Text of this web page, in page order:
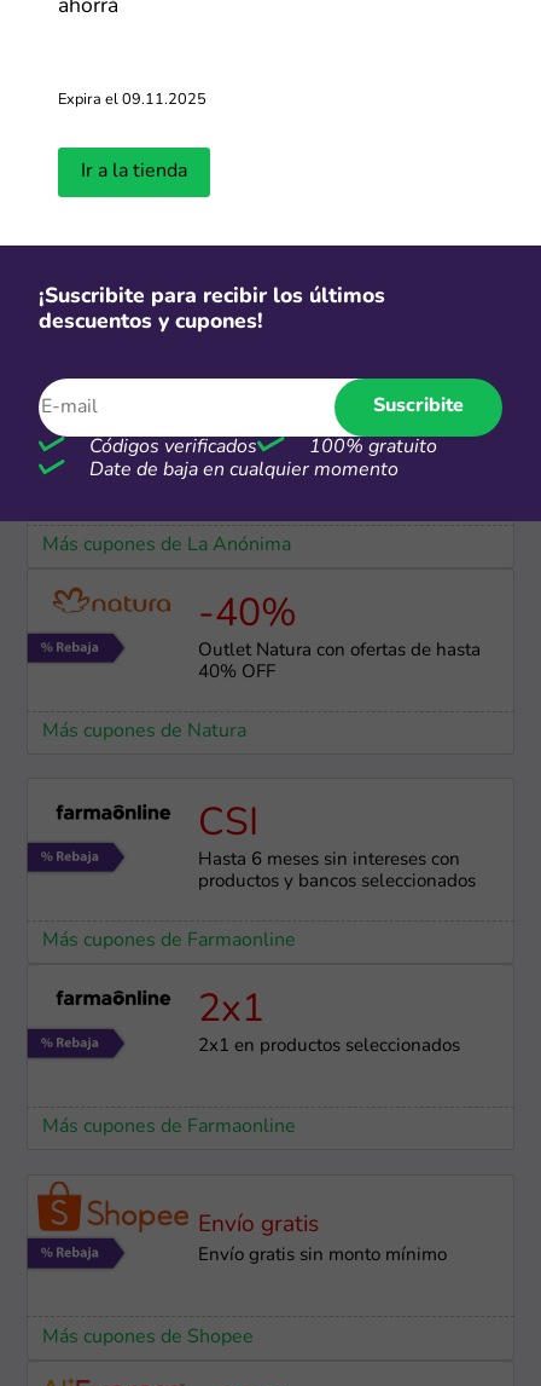
hasta 60% OFF
Más cupones de Shopee
arabes
Más cupones de Natura
-60%
Hasta 60% de descuento y hasta
Más cupones de La Anónima
-40%
Outlet Natura con ofertas de hasta
40% OFF
Más cupones de Natura
CSI
Hasta 6 meses sin intereses con
productos y bancos seleccionados
Más cupones de Farmaonline
2x1
2x1 en productos seleccionados
Más cupones de Farmaonline
Envío gratis
Envío gratis sin monto mínimo
Más cupones de Shopee
ahorrá
Expira el 09.11.2025
Ir a la tienda
¡Suscribite para recibir los últimos
descuentos y cupones!
Suscribite
Códigos verificados
100% gratuito
Date de baja en cualquier momento